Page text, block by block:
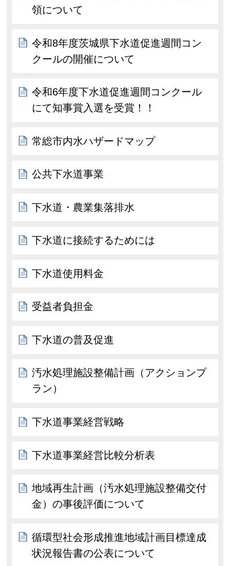
領について
令和8年度茨城県下水道促進週間コン
クールの開催について
令和6年度下水道促進週間コンクール
にて知事賞入選を受賞！！
常総市内水ハザードマップ
公共下水道事業
下水道・農業集落排水
下水道に接続するためには
下水道使用料金
受益者負担金
下水道の普及促進
汚水処理施設整備計画（アクションプ
ラン）
下水道事業経営戦略
下水道事業経営比較分析表
地域再生計画（汚水処理施設整備交付
金）の事後評価について
循環型社会形成推進地域計画目標達成
状況報告書の公表について